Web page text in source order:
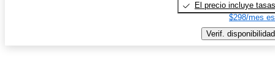
El precio incluye tasas
$298/mes
Verif. disponibilidad